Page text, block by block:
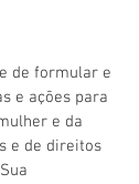
de formular e
e ações para
e da
e de direitos